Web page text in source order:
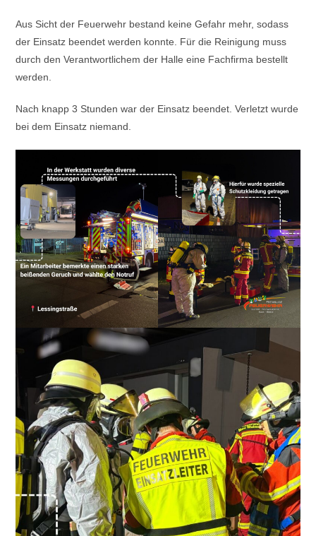
Aus Sicht der Feuerwehr bestand keine Gefahr mehr, sodass
der Einsatz beendet werden konnte. Für die Reinigung muss
durch den Verantwortlichem der Halle eine Fachfirma bestellt
werden.
Nach knapp 3 Stunden war der Einsatz beendet. Verletzt wurde
bei dem Einsatz niemand.